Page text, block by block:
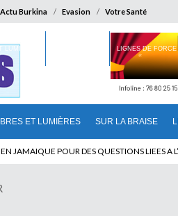
Actu Burkina Evasion Votre Santé
ET LUMIÈRES SUR LA BRAISE
LUMIÈRES LIGNES DE FORCE
A LA TETE DU SENAT BENINOIS :